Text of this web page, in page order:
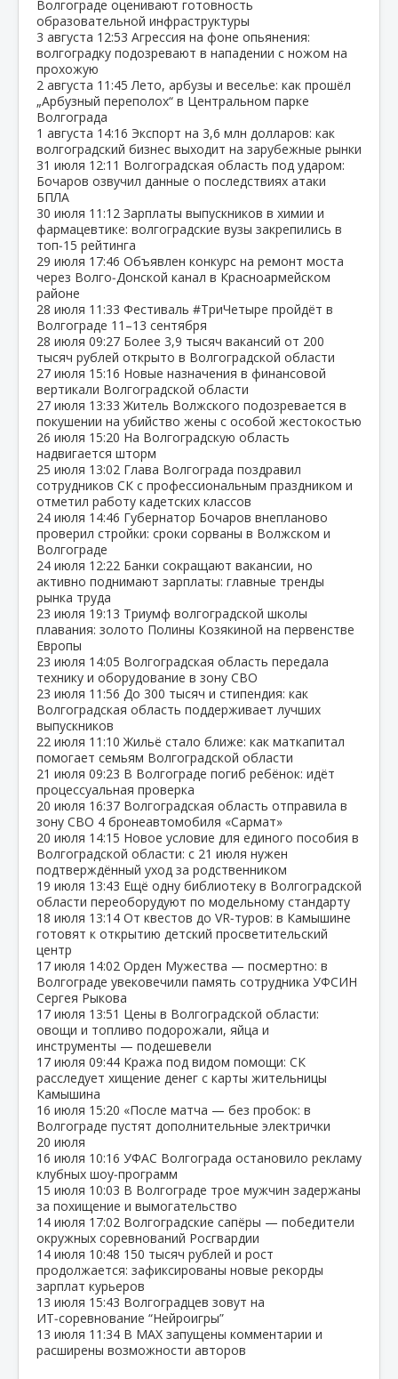
Волгограде оценивают готовность
образовательной инфраструктуры
3 августа 12:53 Агрессия на фоне опьянения:
волгоградку подозревают в нападении с ножом на
прохожую
2 августа 11:45 Лето, арбузы и веселье: как прошёл
„Арбузный переполох“ в Центральном парке
Волгограда
1 августа 14:16 Экспорт на 3,6 млн долларов: как
волгоградский бизнес выходит на зарубежные рынки
31 июля 12:11 Волгоградская область под ударом:
Бочаров озвучил данные о последствиях атаки
БПЛА
30 июля 11:12 Зарплаты выпускников в химии и
фармацевтике: волгоградские вузы закрепились в
топ‑15 рейтинга
29 июля 17:46 Объявлен конкурс на ремонт моста
через Волго‑Донской канал в Красноармейском
районе
28 июля 11:33 Фестиваль #ТриЧетыре пройдёт в
Волгограде 11–13 сентября
28 июля 09:27 Более 3,9 тысяч вакансий от 200
тысяч рублей открыто в Волгоградской области
27 июля 15:16 Новые назначения в финансовой
вертикали Волгоградской области
27 июля 13:33 Житель Волжского подозревается в
покушении на убийство жены с особой жестокостью
26 июля 15:20 На Волгоградскую область
надвигается шторм
25 июля 13:02 Глава Волгограда поздравил
сотрудников СК с профессиональным праздником и
отметил работу кадетских классов
24 июля 14:46 Губернатор Бочаров внепланово
проверил стройки: сроки сорваны в Волжском и
Волгограде
24 июля 12:22 Банки сокращают вакансии, но
активно поднимают зарплаты: главные тренды
рынка труда
23 июля 19:13 Триумф волгоградской школы
плавания: золото Полины Козякиной на первенстве
Европы
23 июля 14:05 Волгоградская область передала
технику и оборудование в зону СВО
23 июля 11:56 До 300 тысяч и стипендия: как
Волгоградская область поддерживает лучших
выпускников
22 июля 11:10 Жильё стало ближе: как маткапитал
помогает семьям Волгоградской области
21 июля 09:23 В Волгограде погиб ребёнок: идёт
процессуальная проверка
20 июля 16:37 Волгоградская область отправила в
зону СВО 4 бронеавтомобиля «Сармат»
20 июля 14:15 Новое условие для единого пособия в
Волгоградской области: с 21 июля нужен
подтверждённый уход за родственником
19 июля 13:43 Ещё одну библиотеку в Волгоградской
области переоборудуют по модельному стандарту
18 июля 13:14 От квестов до VR‑туров: в Камышине
готовят к открытию детский просветительский
центр
17 июля 14:02 Орден Мужества — посмертно: в
Волгограде увековечили память сотрудника УФСИН
Сергея Рыкова
17 июля 13:51 Цены в Волгоградской области:
овощи и топливо подорожали, яйца и
инструменты — подешевели
17 июля 09:44 Кража под видом помощи: СК
расследует хищение денег с карты жительницы
Камышина
16 июля 15:20 «После матча — без пробок: в
Волгограде пустят дополнительные электрички
20 июля
16 июля 10:16 УФАС Волгограда остановило рекламу
клубных шоу‑программ
15 июля 10:03 В Волгограде трое мужчин задержаны
за похищение и вымогательство
14 июля 17:02 Волгоградские сапёры — победители
окружных соревнований Росгвардии
14 июля 10:48 150 тысяч рублей и рост
продолжается: зафиксированы новые рекорды
зарплат курьеров
13 июля 15:43 Волгоградцев зовут на
ИТ‑соревнование “Нейроигры”
13 июля 11:34 В МАХ запущены комментарии и
расширены возможности авторов